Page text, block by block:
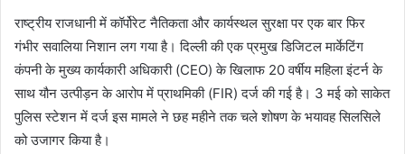
राष्ट्रीय राजधानी में कॉर्पोरेट नैतिकता और कार्यस्थल सुरक्षा पर एक बार फिर
गंभीर सवालिया निशान लग गया है। दिल्ली की एक प्रमुख डिजिटल मार्केटिंग
कंपनी के मुख्य कार्यकारी अधिकारी (CEO) के खिलाफ 20 वर्षीय महिला इंटर्न के
साथ यौन उत्पीड़न के आरोप में प्राथमिकी (FIR) दर्ज की गई है। 3 मई को साकेत
पुलिस स्टेशन में दर्ज इस मामले ने छह महीने तक चले शोषण के भयावह सिलसिले
को उजागर किया है।